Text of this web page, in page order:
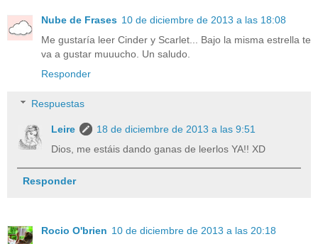
Nube de Frases 10 de diciembre de 2013 a las 18:08
Me gustaría leer Cinder y Scarlet... Bajo la misma estrella te
va a gustar muuucho. Un saludo.
Responder
Respuestas
Leire
18 de diciembre de 2013 a las 9:51
Dios, me estáis dando ganas de leerlos YA!! XD
Responder
Rocio O'brien 10 de diciembre de 2013 a las 20:18